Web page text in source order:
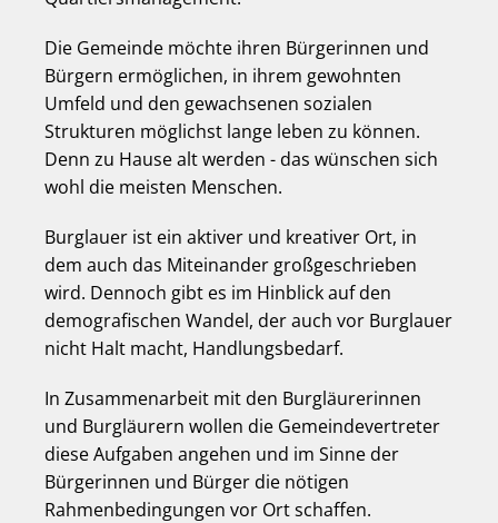
Die Gemeinde möchte ihren Bürgerinnen und
Bürgern ermöglichen, in ihrem gewohnten
Umfeld und den gewachsenen sozialen
Strukturen möglichst lange leben zu können.
Denn zu Hause alt werden - das wünschen sich
wohl die meisten Menschen.
Burglauer ist ein aktiver und kreativer Ort, in
dem auch das Miteinander großgeschrieben
wird. Dennoch gibt es im Hinblick auf den
demografischen Wandel, der auch vor Burglauer
nicht Halt macht, Handlungsbedarf.
In Zusammenarbeit mit den Burgläurerinnen
und Burgläurern wollen die Gemeindevertreter
diese Aufgaben angehen und im Sinne der
Bürgerinnen und Bürger die nötigen
Rahmenbedingungen vor Ort schaffen.